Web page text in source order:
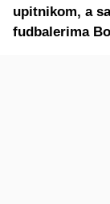
upitnikom, a
fudbalerima